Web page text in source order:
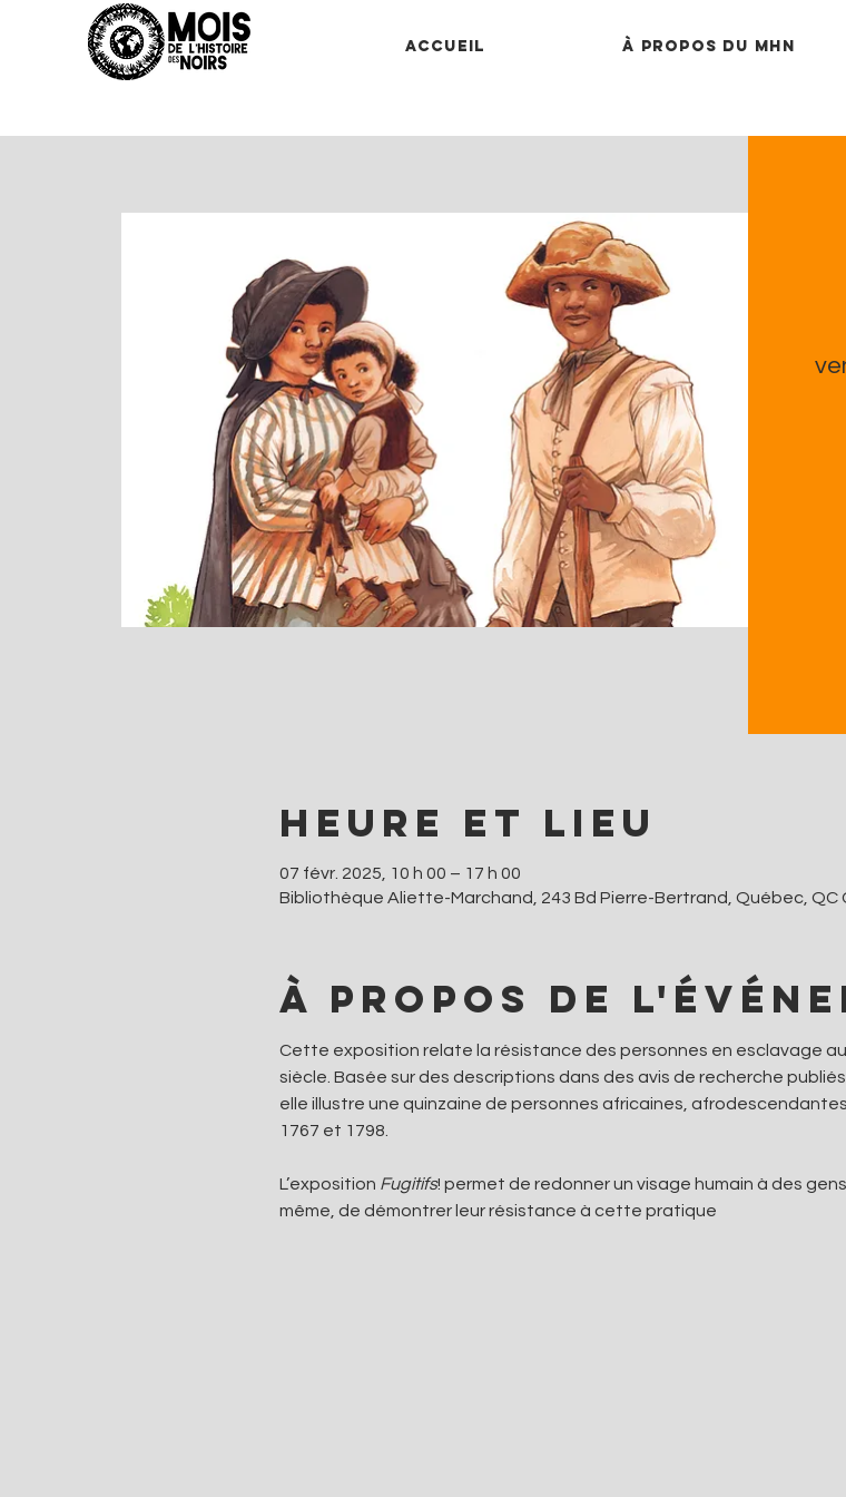
Accueil À propos du MHN
Heure et lieu
07 févr. 2025, 10 h 00 – 17 h 00
Bibliothèque Aliette-Marchand, 243 Bd Pierre-Bertrand, Québec, QC
À propos de
Cette exposition relate la résistance des personnes en esclavage
siècle. Basée sur des descriptions dans des avis de recherche
elle illustre une quinzaine de personnes africaines,
1767 et 1798.
L’exposition Fugitifs! permet de redonner un visage humain à des
même, de démontrer leur résistance à cette pratique